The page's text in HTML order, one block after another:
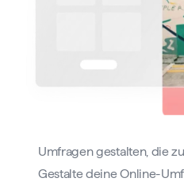
Umfragen gestalten, die
Gestalte deine Online-